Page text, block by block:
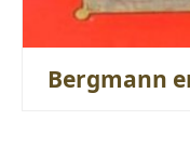
Bergmann